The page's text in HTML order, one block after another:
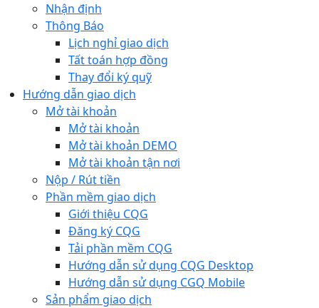
Nhận định
Thông Báo
Lịch nghỉ giao dịch
Tất toán hợp đồng
Thay đổi ký quỹ
Hướng dẫn giao dịch
Mở tài khoản
Mở tài khoản
Mở tài khoản DEMO
Mở tài khoản tận nơi
Nộp / Rút tiền
Phần mềm giao dịch
Giới thiệu CQG
Đăng ký CQG
Tải phần mềm CQG
Hướng dẫn sử dụng CQG Desktop
Hướng dẫn sử dụng CGQ Mobile
Sản phẩm giao dịch